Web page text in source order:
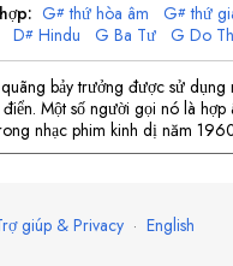
G# thứ hòa âm G# thứ
D# Hindu G Ba Tư G Do
bảy trưởng được sử dụng
Một số người gọi nó là
nhạc phim kinh dị năm
giúp & Privacy · English